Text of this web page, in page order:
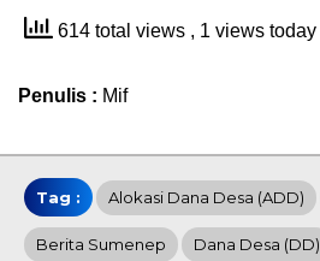
614 total views , 1 views today
Penulis : Mif
Tag : Alokasi Dana Desa (ADD)
Berita Sumenep Dana Desa (DD)